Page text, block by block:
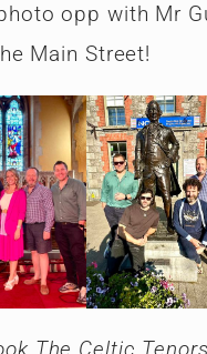
opp with Mr
Main Street!